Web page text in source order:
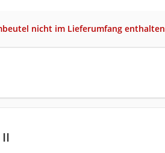
nicht im Lieferumfang enthalten